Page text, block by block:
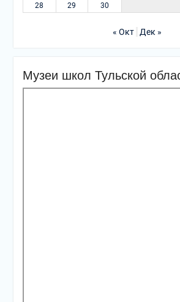
28
29 30
« Окт Дек »
Музеи школ Тульской